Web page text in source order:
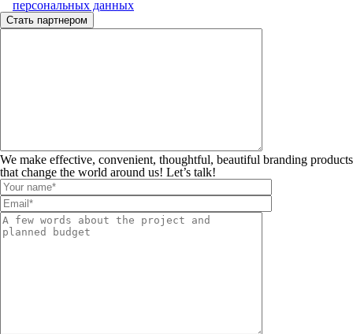
персональных данных
We make effective, convenient, thoughtful, beautiful branding products
that change the world around us! Let’s talk!